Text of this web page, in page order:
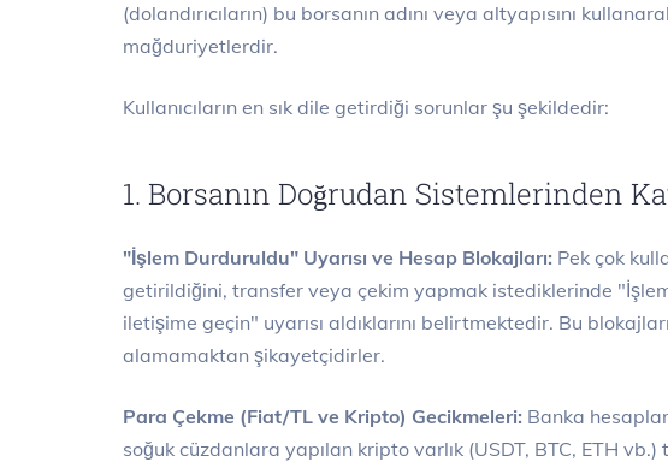
(dolandırıcıların) bu borsanın adını veya altyapısını
mağduriyetlerdir.
Kullanıcıların en sık dile getirdiği sorunlar şu şekildedir:
1. Borsanın Doğrudan Sistemlerinden
"İşlem Durduruldu" Uyarısı ve Hesap Blokajları: Pek çok
getirildiğini, transfer veya çekim yapmak istediklerinde
iletişime geçin" uyarısı aldıklarını belirtmektedir. Bu
alamamaktan şikayetçidirler.
Para Çekme (Fiat/TL ve Kripto) Gecikmeleri: Banka
soğuk cüzdanlara yapılan kripto varlık (USDT, BTC, ETH